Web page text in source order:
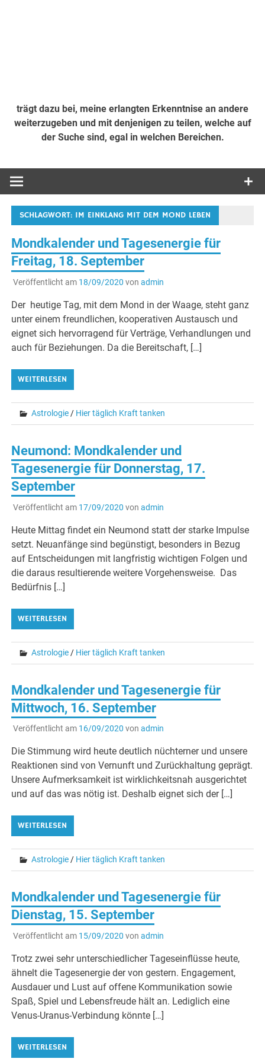
trägt dazu bei, meine erlangten Erkenntnise an andere
weiterzugeben und mit denjenigen zu teilen, welche auf
der Suche sind, egal in welchen Bereichen.
SCHLAGWORT: IM EINKLANG MIT DEM MOND LEBEN
Mondkalender und Tagesenergie für
Freitag, 18. September
Veröffentlicht am 18/09/2020 von admin
Der heutige Tag, mit dem Mond in der Waage, steht ganz
unter einem freundlichen, kooperativen Austausch und
eignet sich hervorragend für Verträge, Verhandlungen und
auch für Beziehungen. Da die Bereitschaft, […]
WEITERLESEN
Astrologie/ Hier täglich Kraft tanken
Neumond: Mondkalender und
Tagesenergie für Donnerstag, 17.
September
Veröffentlicht am 17/09/2020 von admin
Heute Mittag findet ein Neumond statt der starke Impulse
setzt. Neuanfänge sind begünstigt, besonders in Bezug
auf Entscheidungen mit langfristig wichtigen Folgen und
die daraus resultierende weitere Vorgehensweise. Das
Bedürfnis […]
WEITERLESEN
Astrologie / Hier täglich Kraft tanken
Mondkalender und Tagesenergie für
Mittwoch, 16. September
Veröffentlicht am 16/09/2020 von admin
Die Stimmung wird heute deutlich nüchterner und unsere
Reaktionen sind von Vernunft und Zurückhaltung geprägt.
Unsere Aufmerksamkeit ist wirklichkeitsnah ausgerichtet
und auf das was nötig ist. Deshalb eignet sich der […]
WEITERLESEN
Astrologie/ Hier täglich Kraft tanken
Mondkalender und Tagesenergie für
Dienstag, 15. September
Veröffentlicht am 15/09/2020 von admin
Trotz zwei sehr unterschiedlicher Tageseinflüsse heute,
ähnelt die Tagesenergie der von gestern. Engagement,
Ausdauer und Lust auf offene Kommunikation sowie
Spaß, Spiel und Lebensfreude hält an. Lediglich eine
Venus-Uranus-Verbindung könnte […]
WEITERLESEN